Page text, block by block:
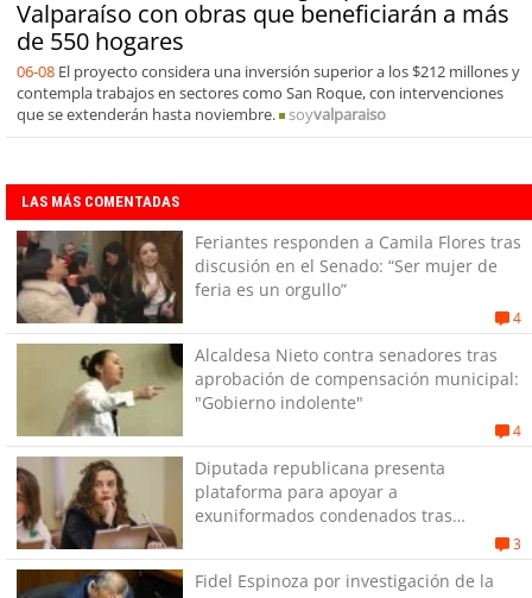
Valparaíso con obras que beneficiarán a más
de 550 hogares
06-08 El proyecto considera una inversión superior a los $212 millones y
contempla trabajos en sectores como San Roque, con intervenciones
que se extenderán hasta noviembre.
soyvalparaiso
LAS MÁS COMENTADAS
Feriantes responden a Camila Flores tras
discusión en el Senado: “Ser mujer de
feria es un orgullo”
4
Alcaldesa Nieto contra senadores tras
aprobación de compensación municipal:
"Gobierno indolente"
4
Diputada republicana presenta
plataforma para apoyar a
exuniformados condenados tras
3
Fidel Espinoza por investigación de la